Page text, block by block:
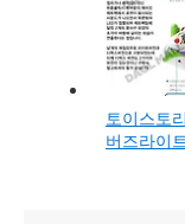
토이스토
버즈라이